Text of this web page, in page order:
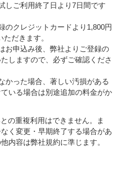
しご利用終了日より7日間です
のクレジットカードより1,800円
ただきます。
お申込み後、弊社よりご登録の
しますので、必ずご確認くださ
かった場合、著しい汚損がある
いる場合は別途追加の料金がか
の重複利用はできません。ま
く変更・早期終了する場合があ
内容は弊社規約に準じます。